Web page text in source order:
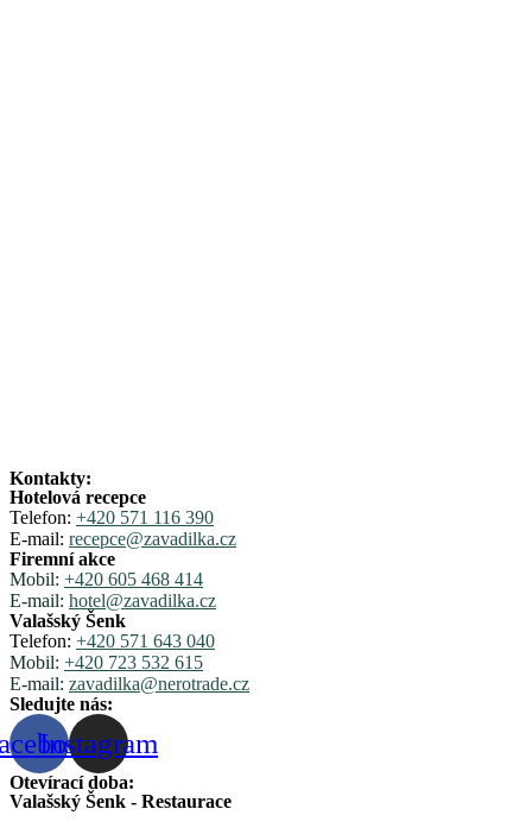
Kontakty:
Hotelová recepce
Telefon: +420 571 116 390
E-mail: recepce@zavadilka.cz
Firemní akce
Mobil: +420 605 468 414
E-mail: hotel@zavadilka.cz
Valašský Šenk
Telefon: +420 571 643 040
Mobil: +420 723 532 615
E-mail: zavadilka@nerotrade.cz
Sledujte nás:
Instagram
Otevírací doba:
Valašský Šenk - Restaurace